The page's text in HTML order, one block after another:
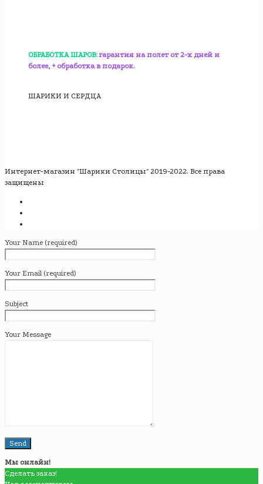
ОБРАБОТКА ШАРОВ: гарантия на полет от 2-х дней и
более, + обработка в подарок.
ШАРИКИ И СЕРДЦА
Интернет-магазин "Шарики Столицы" 2019-2022. Все права
защищены
Your Name (required)
Your Email (required)
Subject
Your Message
Мы онлайн!
Сделать заказ!